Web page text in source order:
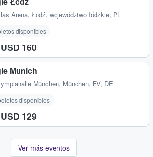
Arena, Łódź, województwo łódzkie, PL
disponibles
USD 160
Munich
München, München, BV, DE
disponibles
USD 129
Ver más eventos